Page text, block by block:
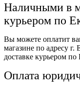
Наличными в
курьером по
Вы можете оплатит
магазине по адресу
доставке курьером по
Оплата